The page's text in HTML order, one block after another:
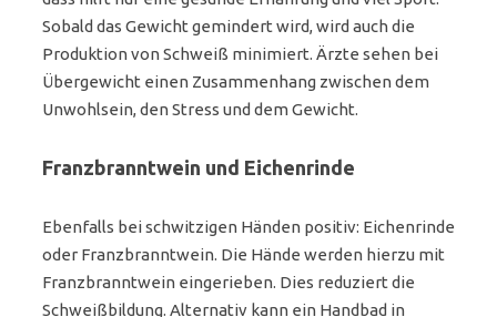
Sobald das Gewicht gemindert wird, wird auch die
Produktion von Schweiß minimiert. Ärzte sehen bei
Übergewicht einen Zusammenhang zwischen dem
Unwohlsein, den Stress und dem Gewicht.
Franzbranntwein und Eichenrinde
Ebenfalls bei schwitzigen Händen positiv: Eichenrinde
oder Franzbranntwein. Die Hände werden hierzu mit
Franzbranntwein eingerieben. Dies reduziert die
Schweißbildung. Alternativ kann ein Handbad in